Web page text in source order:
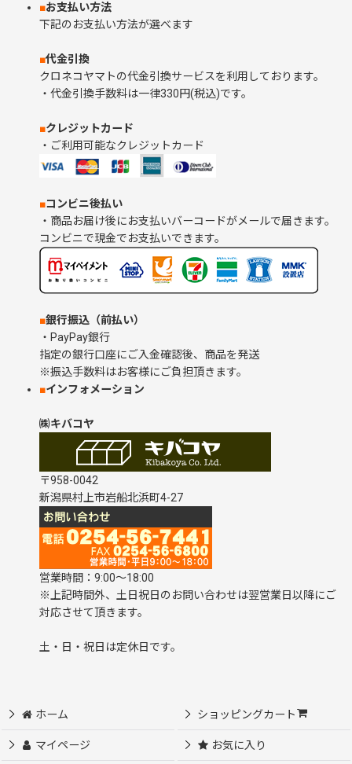
■お支払い方法
下記のお支払い方法が選べます
■代金引換
クロネコヤマトの代金引換サービスを利用しております。
・代金引換手数料は一律330円(税込)です。
■クレジットカード
・ご利用可能なクレジットカード
■コンビニ後払い
・商品お届け後にお支払いバーコードがメールで届きます。
コンビニで現金でお支払いできます。
■銀行振込（前払い）
・PayPay銀行
指定の銀行口座にご入金確認後、商品を発送
※振込手数料はお客様にご負担頂きます。
■インフォメーション
㈱キバコヤ
〒958-0042
新潟県村上市岩船北浜町4-27
営業時間：9:00～18:00
※上記時間外、土日祝日のお問い合わせは翌営業日以降にご
対応させて頂きます。
土・日・祝日は定休日です。
ホーム ショッピングカート
マイページ お気に入り